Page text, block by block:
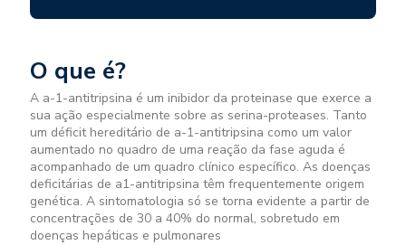
O que é?
A a-1-antitripsina é um inibidor da proteinase que exerce a
sua ação especialmente sobre as serina-proteases. Tanto
um déficit hereditário de a-1-antitripsina como um valor
aumentado no quadro de uma reação da fase aguda é
acompanhado de um quadro clínico específico. As doenças
deficitárias de a1-antitripsina têm frequentemente origem
genética. A sintomatologia só se torna evidente a partir de
concentrações de 30 a 40% do normal, sobretudo em
doenças hepáticas e pulmonares